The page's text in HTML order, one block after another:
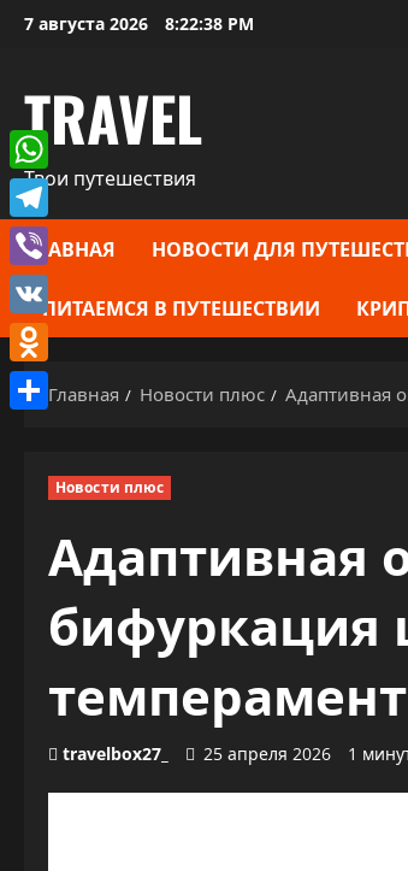
Перейти
7 августа 2026 8:22:39 PM
TRAVEL
Твои путешествия
ГЛАВНАЯ НОВОСТИ ДЛЯ
ПИТАЕМСЯ В ПУТЕШЕСТВИИ
Главная Новости плюс Адаптивная
Новости плюс
Адаптивная
бифуркация
travelbox27_ 25 апреля 2026 1
WhatsApp
Telegram
Viber
VK
Odnoklassniki